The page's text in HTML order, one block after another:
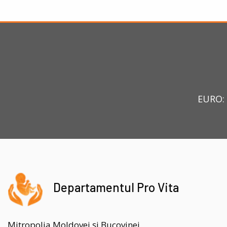
Departamentul Pro Vita